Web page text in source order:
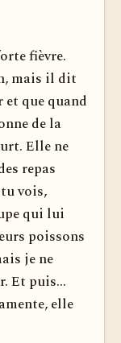
fièvre.
mais il dit
que quand
de la
Elle ne
repas
vois,
qui lui
poissons
je ne
Et puis...
elle